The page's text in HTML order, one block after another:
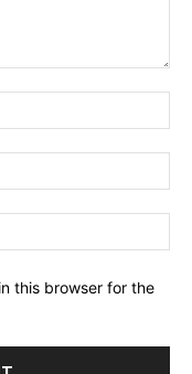
this browser for the